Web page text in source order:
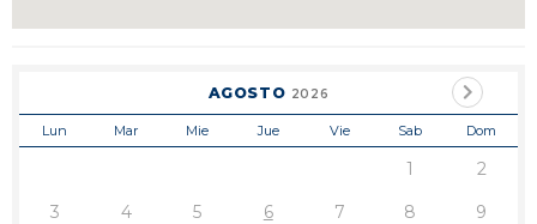
AGOSTO 2026
Lun Mar Mie Jue Vie Sab Dom
1
2
3
4 5 6 7 8
9